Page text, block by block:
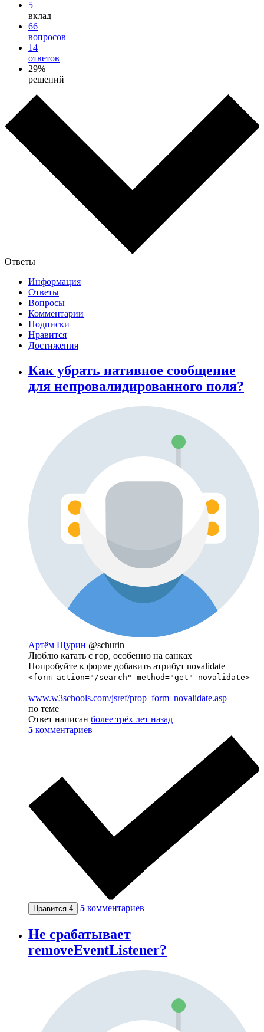
5
вклад
66
вопросов
14
ответов
29%
решений
Ответы
Информация
Ответы
Вопросы
Комментарии
Подписки
Нравится
Достижения
Как убрать нативное сообщение
для непровалидированного поля?
Артём Щурин @schurin
Люблю катать с гор, особенно на санках
Попробуйте к форме добавить атрибут novalidate
<form action="/search" method="get" novalidate>
www.w3schools.com/jsref/prop_form_novalidate.asp
по теме
Ответ написан более трёх лет назад
5 комментариев
Нравится 4 5 комментариев
Не срабатывает
removeEventListener?